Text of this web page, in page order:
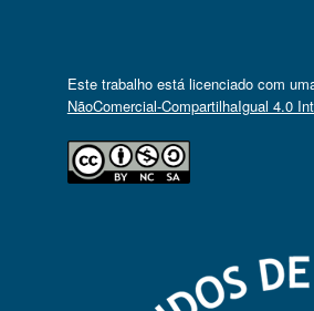
Este trabalho está licenciado com
NãoComercial-CompartilhaIgual 4.0